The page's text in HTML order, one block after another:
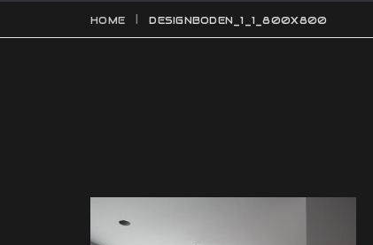
HOME DESIGNBODEN_1_1_800X800